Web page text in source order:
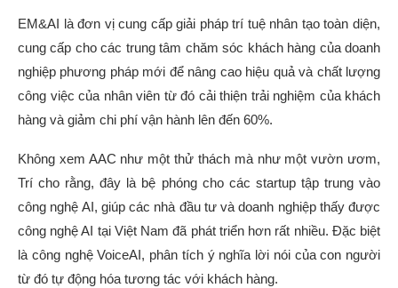
EM&AI là đơn vị cung cấp giải pháp trí tuệ nhân tạo toàn diện,
cung cấp cho các trung tâm chăm sóc khách hàng của doanh
nghiệp phương pháp mới để nâng cao hiệu quả và chất lượng
công việc của nhân viên từ đó cải thiện trải nghiệm của khách
hàng và giảm chi phí vận hành lên đến 60%.
Không xem AAC như một thử thách mà như một vườn ươm,
Trí cho rằng, đây là bệ phóng cho các startup tập trung vào
công nghệ AI, giúp các nhà đầu tư và doanh nghiệp thấy được
công nghệ AI tại Việt Nam đã phát triển hơn rất nhiều. Đặc biệt
là công nghệ VoiceAI, phân tích ý nghĩa lời nói của con người
từ đó tự động hóa tương tác với khách hàng.